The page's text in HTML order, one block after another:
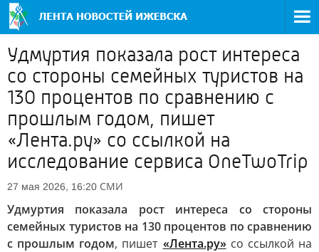
Удмуртия показала рост интереса
со стороны семейных туристов на
130 процентов по сравнению с
прошлым годом, пишет
«Лента.ру» со ссылкой на
исследование сервиса OneTwoTrip
27 мая 2026, 16:20 СМИ
Удмуртия показала рост интереса со стороны
семейных туристов на 130 процентов по сравнению
с прошлым годом, пишет «Лента.ру»со ссылкой на